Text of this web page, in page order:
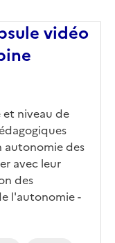
vidéo
et niveau de
autonomie des
avec leur
des
l'autonomie -